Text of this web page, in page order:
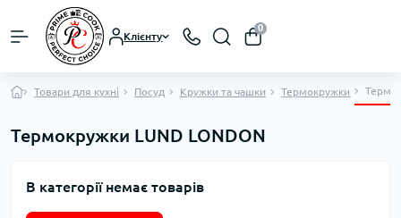
Клієнту
0
Товари для кухні Посуд Кружки та чашки Термокружки
Термокружки LUND LONDON
В категорії немає товарів